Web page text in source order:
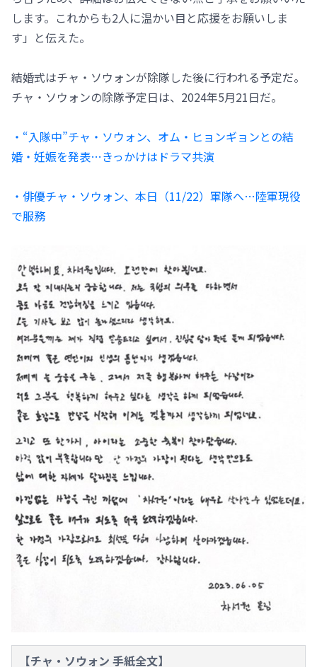
します。これからも2人に温かい目と応援をお願いしま
す」と伝えた。
結婚式はチャ・ソウォンが除隊した後に行われる予定だ。
チャ・ソウォンの除隊予定日は、2024年5月21日だ。
・“入隊中”チャ・ソウォン、オム・ヒョンギョンとの結
婚・妊娠を発表…きっかけはドラマ共演
・俳優チャ・ソウォン、本日（11/22）軍隊へ…陸軍現役
で服務
【チャ・ソウォン 手紙全文】